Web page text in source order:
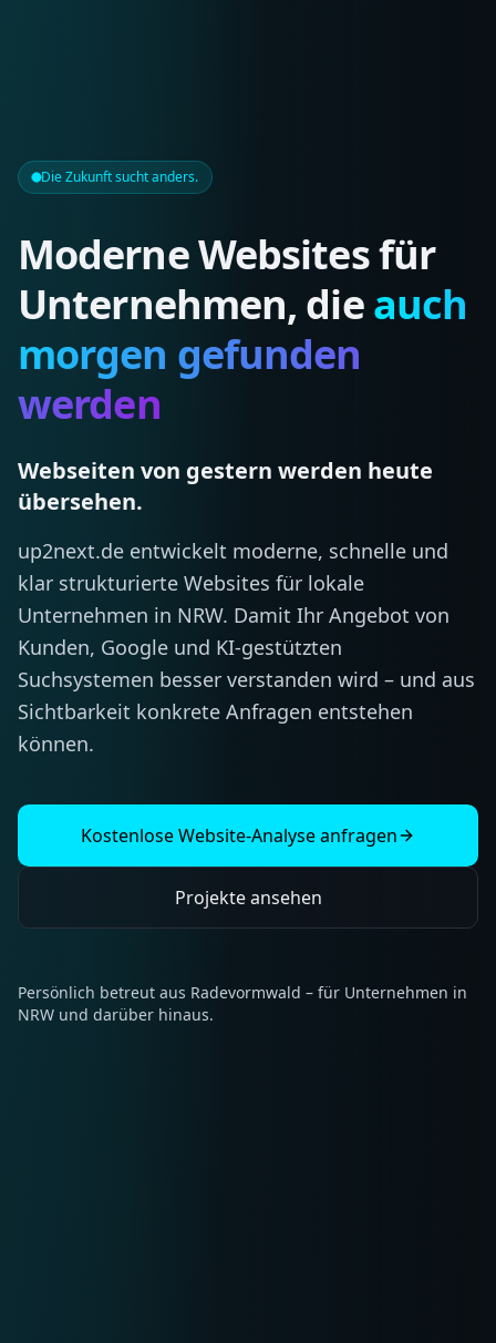
Die Zukunft sucht anders.
Moderne Websites für
Unternehmen, dieauch
morgen gefunden
werden
Webseiten von gestern werden heute
übersehen.
up2next.de entwickelt moderne, schnelle und
klar strukturierte Websites für lokale
Unternehmen in NRW. Damit Ihr Angebot von
Kunden, Google und KI-gestützten
Suchsystemen besser verstanden wird – und aus
Sichtbarkeit konkrete Anfragen entstehen
können.
Kostenlose Website-Analyse anfragen
Projekte ansehen
Persönlich betreut aus Radevormwald – für Unternehmen in
NRW und darüber hinaus.